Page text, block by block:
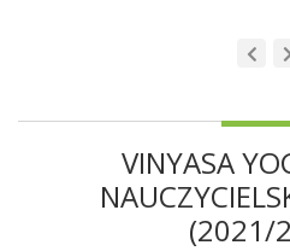
VINYASA
(2021/